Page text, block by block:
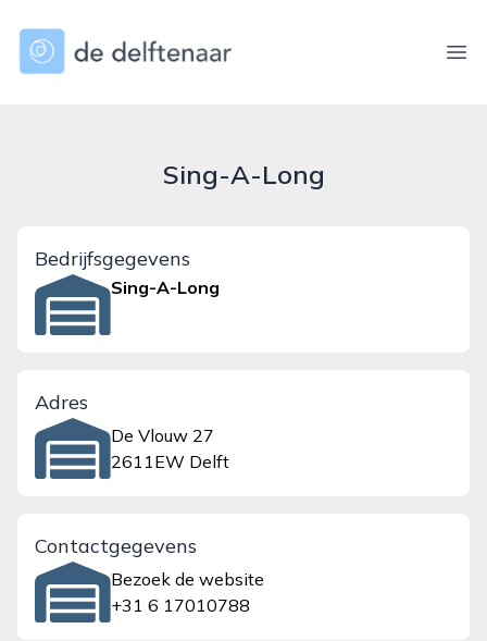
dedelftenaar.nl
Sing-A-Long
Bedrijfsgegevens
Sing-A-Long
Adres
De Vlouw 27
2611EW Delft
Contactgegevens
Bezoek de website
+31 6 17010788